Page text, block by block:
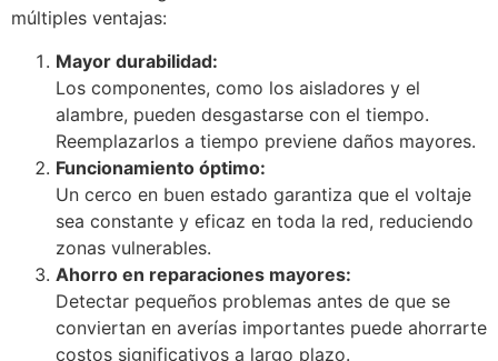
múltiples ventajas:
Mayor durabilidad:
Los componentes, como los aisladores y el
alambre, pueden desgastarse con el tiempo.
Reemplazarlos a tiempo previene daños mayores.
Funcionamiento óptimo:
Un cerco en buen estado garantiza que el voltaje
sea constante y eficaz en toda la red, reduciendo
zonas vulnerables.
Ahorro en reparaciones mayores:
Detectar pequeños problemas antes de que se
conviertan en averías importantes puede ahorrarte
costos significativos a largo plazo.